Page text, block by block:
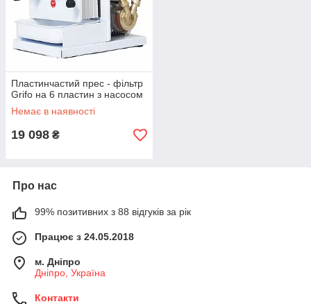
Пластинчастий прес - фільтр
Grifo на 6 пластин з насосом
Немає в наявності
19 098 ₴
Про нас
99% позитивних з 88 відгуків за рік
Працює з 24.05.2018
м. Дніпро
Дніпро, Україна
Контакти